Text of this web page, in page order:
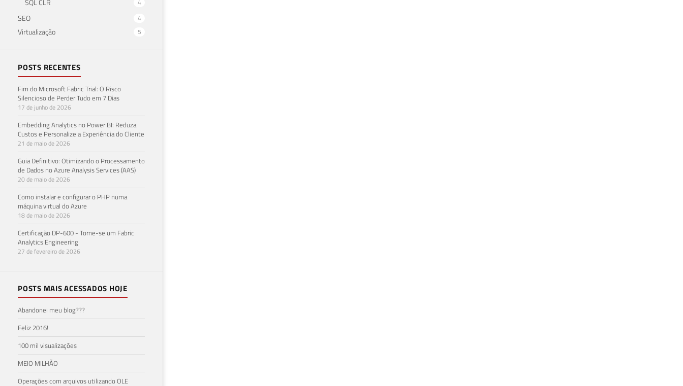
4
SEO 4
Virtualização 5
POSTS RECENTES
Fim do Microsoft Fabric Trial: O Risco
Silencioso de Perder Tudo em 7 Dias
17 de junho de 2026
Embedding Analytics no Power BI: Reduza
Custos e Personalize a Experiência do Cliente
21 de maio de 2026
Guia Definitivo: Otimizando o Processamento
de Dados no Azure Analysis Services (AAS)
20 de maio de 2026
Como instalar e configurar o PHP numa
máquina virtual do Azure
18 de maio de 2026
Certificação DP-600 - Torne-se um Fabric
Analytics Engineering
27 de fevereiro de 2026
POSTS MAIS ACESSADOS HOJE
Abandonei meu blog???
Feliz 2016!
100 mil visualizações
MEIO MILHÃO
Operações com arquivos utilizando OLE